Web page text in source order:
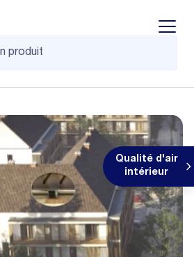
Qualité d'air
intérieur